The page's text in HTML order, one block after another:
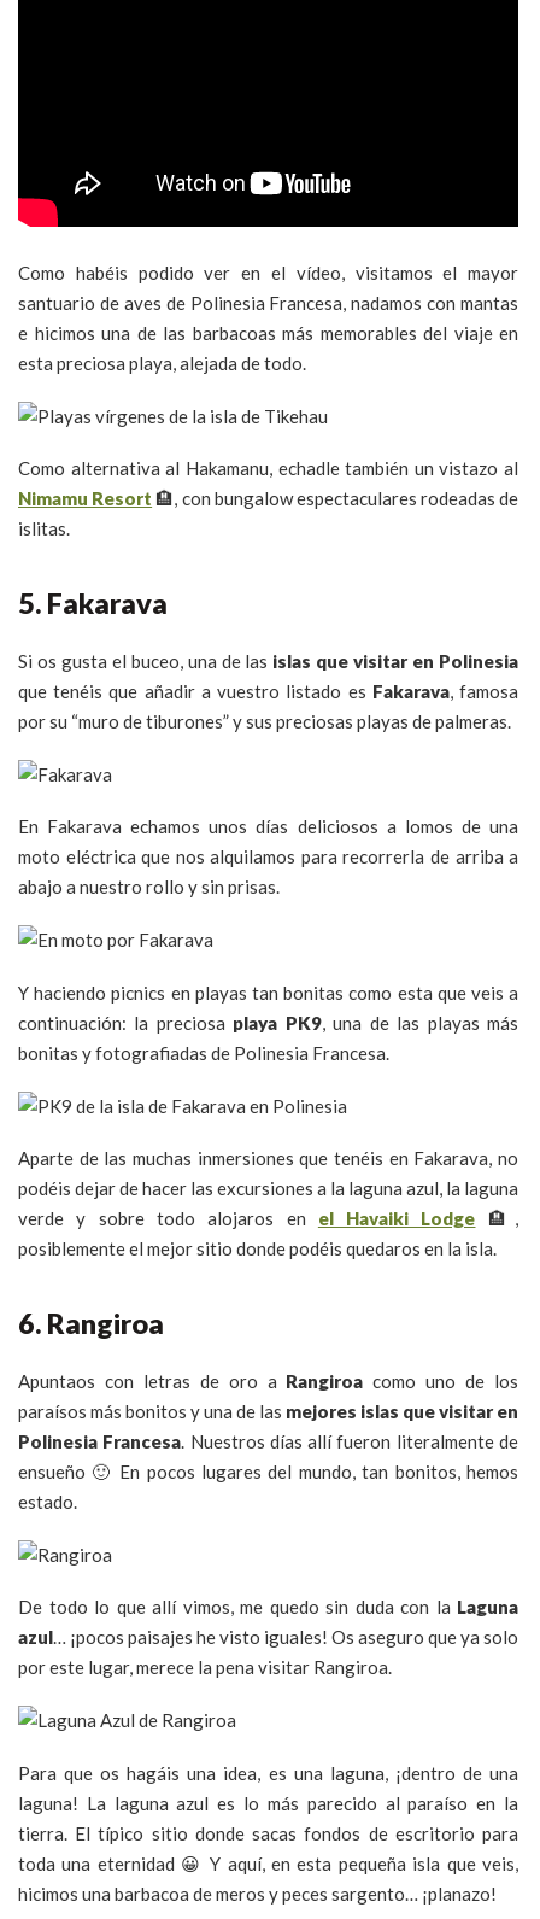
Como habéis podido ver en el vídeo, visitamos el mayor
santuario de aves de Polinesia Francesa, nadamos con mantas
e hicimos una de las barbacoas más memorables del viaje en
esta preciosa playa, alejada de todo.
Como alternativa al Hakamanu, echadle también un vistazo al
Nimamu Resort 🏨, con bungalow espectaculares rodeadas de
islitas.
5. Fakarava
Si os gusta el buceo, una de las islas que visitar en Polinesia
que tenéis que añadir a vuestro listado es Fakarava, famosa
por su “muro de tiburones” y sus preciosas playas de palmeras.
En Fakarava echamos unos días deliciosos a lomos de una
moto eléctrica que nos alquilamos para recorrerla de arriba a
abajo a nuestro rollo y sin prisas.
Y haciendo picnics en playas tan bonitas como esta que veis a
continuación: la preciosa playa PK9, una de las playas más
bonitas y fotografiadas de Polinesia Francesa.
Aparte de las muchas inmersiones que tenéis en Fakarava, no
podéis dejar de hacer las excursiones a la laguna azul, la laguna
verde y sobre todo alojaros en el Havaiki Lodge 🏨,
posiblemente el mejor sitio donde podéis quedaros en la isla.
6. Rangiroa
Apuntaos con letras de oro a Rangiroa como uno de los
paraísos más bonitos y una de las mejores islas que visitar en
Polinesia Francesa. Nuestros días allí fueron literalmente de
ensueño 🙂 En pocos lugares del mundo, tan bonitos, hemos
estado.
De todo lo que allí vimos, me quedo sin duda con la Laguna
azul… ¡pocos paisajes he visto iguales! Os aseguro que ya solo
por este lugar, merece la pena visitar Rangiroa.
Para que os hagáis una idea, es una laguna, ¡dentro de una
laguna! La laguna azul es lo más parecido al paraíso en la
tierra. El típico sitio donde sacas fondos de escritorio para
toda una eternidad 😀 Y aquí, en esta pequeña isla que veis,
hicimos una barbacoa de meros y peces sargento… ¡planazo!